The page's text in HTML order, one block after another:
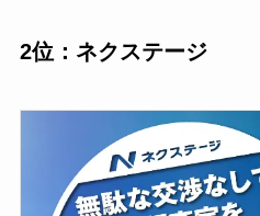
2位：ネクステージ